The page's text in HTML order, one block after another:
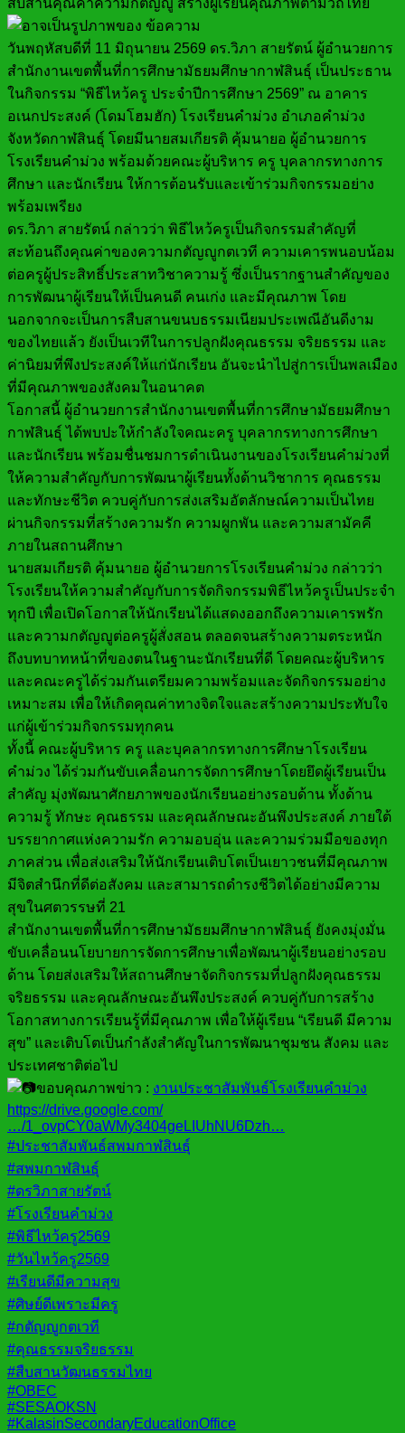
สืบสานคุณค่าความกตัญญู สร้างผู้เรียนคุณภาพตามวิถีไทย
วันพฤหัสบดีที่ 11 มิถุนายน 2569 ดร.วิภา สายรัตน์ ผู้อำนวยการ
สำนักงานเขตพื้นที่การศึกษามัธยมศึกษากาฬสินธุ์ เป็นประธาน
ในกิจกรรม “พิธีไหว้ครู ประจำปีการศึกษา 2569” ณ อาคาร
อเนกประสงค์ (โดมโฮมฮัก) โรงเรียนคำม่วง อำเภอคำม่วง
จังหวัดกาฬสินธุ์ โดยมีนายสมเกียรติ คุ้มนายอ ผู้อำนวยการ
โรงเรียนคำม่วง พร้อมด้วยคณะผู้บริหาร ครู บุคลากรทางการ
ศึกษา และนักเรียน ให้การต้อนรับและเข้าร่วมกิจกรรมอย่าง
พร้อมเพรียง
ดร.วิภา สายรัตน์ กล่าวว่า พิธีไหว้ครูเป็นกิจกรรมสำคัญที่
สะท้อนถึงคุณค่าของความกตัญญูกตเวที ความเคารพนอบน้อม
ต่อครูผู้ประสิทธิ์ประสาทวิชาความรู้ ซึ่งเป็นรากฐานสำคัญของ
การพัฒนาผู้เรียนให้เป็นคนดี คนเก่ง และมีคุณภาพ โดย
นอกจากจะเป็นการสืบสานขนบธรรมเนียมประเพณีอันดีงาม
ของไทยแล้ว ยังเป็นเวทีในการปลูกฝังคุณธรรม จริยธรรม และ
ค่านิยมที่พึงประสงค์ให้แก่นักเรียน อันจะนำไปสู่การเป็นพลเมือง
ที่มีคุณภาพของสังคมในอนาคต
โอกาสนี้ ผู้อำนวยการสำนักงานเขตพื้นที่การศึกษามัธยมศึกษา
กาฬสินธุ์ ได้พบปะให้กำลังใจคณะครู บุคลากรทางการศึกษา
และนักเรียน พร้อมชื่นชมการดำเนินงานของโรงเรียนคำม่วงที่
ให้ความสำคัญกับการพัฒนาผู้เรียนทั้งด้านวิชาการ คุณธรรม
และทักษะชีวิต ควบคู่กับการส่งเสริมอัตลักษณ์ความเป็นไทย
ผ่านกิจกรรมที่สร้างความรัก ความผูกพัน และความสามัคคี
ภายในสถานศึกษา
นายสมเกียรติ คุ้มนายอ ผู้อำนวยการโรงเรียนคำม่วง กล่าวว่า
โรงเรียนให้ความสำคัญกับการจัดกิจกรรมพิธีไหว้ครูเป็นประจำ
ทุกปี เพื่อเปิดโอกาสให้นักเรียนได้แสดงออกถึงความเคารพรัก
และความกตัญญูต่อครูผู้สั่งสอน ตลอดจนสร้างความตระหนัก
ถึงบทบาทหน้าที่ของตนในฐานะนักเรียนที่ดี โดยคณะผู้บริหาร
และคณะครูได้ร่วมกันเตรียมความพร้อมและจัดกิจกรรมอย่าง
เหมาะสม เพื่อให้เกิดคุณค่าทางจิตใจและสร้างความประทับใจ
แก่ผู้เข้าร่วมกิจกรรมทุกคน
ทั้งนี้ คณะผู้บริหาร ครู และบุคลากรทางการศึกษาโรงเรียน
คำม่วง ได้ร่วมกันขับเคลื่อนการจัดการศึกษาโดยยึดผู้เรียนเป็น
สำคัญ มุ่งพัฒนาศักยภาพของนักเรียนอย่างรอบด้าน ทั้งด้าน
ความรู้ ทักษะ คุณธรรม และคุณลักษณะอันพึงประสงค์ ภายใต้
บรรยากาศแห่งความรัก ความอบอุ่น และความร่วมมือของทุก
ภาคส่วน เพื่อส่งเสริมให้นักเรียนเติบโตเป็นเยาวชนที่มีคุณภาพ
มีจิตสำนึกที่ดีต่อสังคม และสามารถดำรงชีวิตได้อย่างมีความ
สุขในศตวรรษที่ 21
สำนักงานเขตพื้นที่การศึกษามัธยมศึกษากาฬสินธุ์ ยังคงมุ่งมั่น
ขับเคลื่อนนโยบายการจัดการศึกษาเพื่อพัฒนาผู้เรียนอย่างรอบ
ด้าน โดยส่งเสริมให้สถานศึกษาจัดกิจกรรมที่ปลูกฝังคุณธรรม
จริยธรรม และคุณลักษณะอันพึงประสงค์ ควบคู่กับการสร้าง
โอกาสทางการเรียนรู้ที่มีคุณภาพ เพื่อให้ผู้เรียน “เรียนดี มีความ
สุข” และเติบโตเป็นกำลังสำคัญในการพัฒนาชุมชน สังคม และ
ประเทศชาติต่อไป
ขอบคุณภาพข่าว : งานประชาสัมพันธ์โรงเรียนคำม่วง
https://drive.google.com/
…/1_ovpCY0aWMy3404geLIUhNU6Dzh…
#ประชาสัมพันธ์สพมกาฬสินธุ์
#สพมกาฬสินธุ์
#ดรวิภาสายรัตน์
#โรงเรียนคำม่วง
#พิธีไหว้ครู2569
#วันไหว้ครู2569
#เรียนดีมีความสุข
#ศิษย์ดีเพราะมีครู
#กตัญญูกตเวที
#คุณธรรมจริยธรรม
#สืบสานวัฒนธรรมไทย
#OBEC
#SESAOKSN
#KalasinSecondaryEducationOffice